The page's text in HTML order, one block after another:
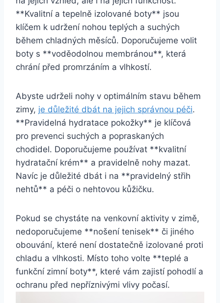
**Kvalitní a tepelně izolované boty** jsou
klíčem k udržení nohou teplých a suchých
během chladných měsíců. ⁣Doporučujeme volit
boty s ⁣**voděodolnou membránou**, která
chrání před promrzáním a vlhkostí.
Abyste udrželi nohy v optimálním stavu během
zimy, je důležité dbát na jejich správnou péči.
**Pravidelná hydratace pokožky** je klíčová
‍pro prevenci suchých a popraskaných
chodidel. Doporučujeme používat **kvalitní
hydratační krém** a ⁢pravidelně nohy mazat.
Navíc je důležité dbát i na **pravidelný střih
nehtů** a péči‌ o nehtovou kůžičku.
Pokud se chystáte na venkovní ⁢aktivity v‌ zimě,
nedoporučujeme **nošení tenisek** či jiného
obouvání,​ které není dostatečně izolované proti
chladu a vlhkosti. Místo toho volte **teplé a
funkční zimní boty**, ‌které vám zajistí pohodlí ‍a
​ochranu před nepříznivými vlivy počasí.